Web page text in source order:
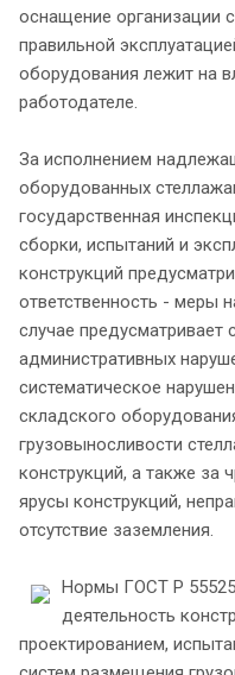
оснащение организации
правильной
оборудования лежит на
работодателе.
За исполнением
оборудованных
государственная
сборки, испытаний и
конструкций
ответственность - меры
случае предусматривает
административных
систематическое
складского
грузовыносливости
конструкций, а также за
ярусы конструкций,
отсутствие заземления.
Нормы ГОСТ Р
деятельность
проектированием,